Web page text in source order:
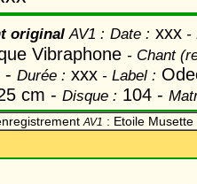
originalAV1 : Date : xxx -
Vibraphone - Chant
- Durée : xxx - Label :
cm - Disque : 104 -
AV1 : Etoile